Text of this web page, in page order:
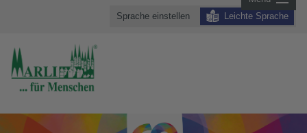
Sprache einstellen Leichte Sprache